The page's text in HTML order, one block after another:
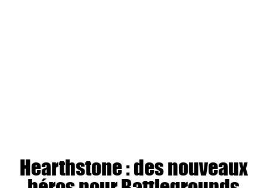
Hearthstone : des nouveaux